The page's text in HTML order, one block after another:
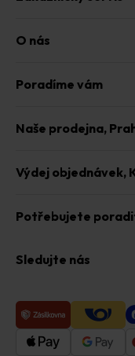
O nás
Poradíme vám
Naše prodejna,
Výdej objednávek,
Potřebujete
Sledujte nás